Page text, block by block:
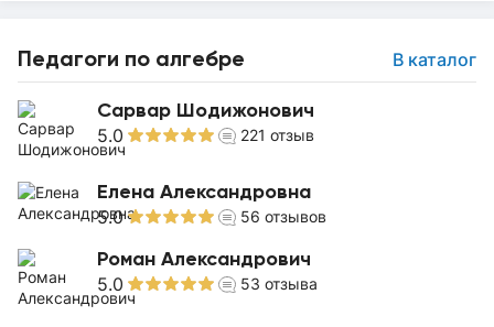
Педагоги по алгебре В каталог
Сарвар Шодижонович
5.0 221 отзыв
Елена Александровна
5.0 56 отзывов
Роман Александрович
5.0 53 отзыва